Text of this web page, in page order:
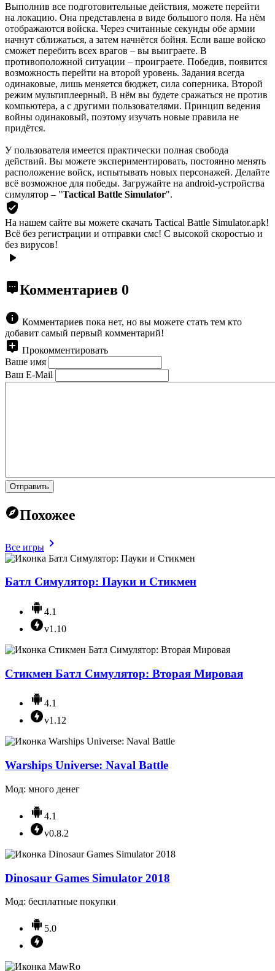
Выполнив все подготовительные действия, можете перейти
на локацию. Она представлена в виде большого поля. На нём
отображаются войска. Через считанные секунды обе армии
начнут сближаться, а затем начнётся бойня. Если ваше войско
сможет перебить всех врагов – вы выиграете. В
противоположной ситуации – проиграете. Победив, появится
возможность перейти на второй уровень. Задания всегда
одинаковые, лишь меняется бюджет, сила соперника. Второй
режим мультиплеерный. В нём вы будете сражаться не против
компьютера, а с другими пользователями. Принцип ведения
войны одинаковый, поэтому изучать новые правила не
придётся.
У пользователя имеется практически полная свобода
действий. Вы можете экспериментировать, постоянно менять
расположение войск, испытывать новых персонажей. Делайте
всё возможное для победы. Загружайте на android-устройства
симулятор – "Tactical Battle Simulator".
На нашем сайте вы можете скачать Tactical Battle Simulator.apk!
Всё без регистрации и отправки смс! С высокой скоростью и
без вирусов!
Комментариев 0
Комментариев пока нет, но вы можете стать тем кто
добавит самый первый комментарий!
Прокомментировать
Ваше имя
Ваш E-Mail
Отправить
Похожее
Все игры
Батл Симулятор: Пауки и Стикмен
4.1
v1.10
Стикмен Батл Симулятор: Вторая Мировая
4.1
v1.12
Warships Universe: Naval Battle
Мод: много денег
4.1
v0.8.2
Dinosaur Games Simulator 2018
Мод: бесплатные покупки
5.0